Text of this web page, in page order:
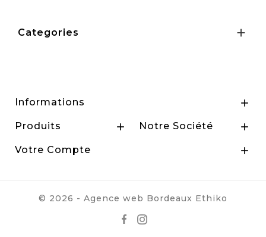
Categories 
Informations 
Produits  Notre Société 
Votre Compte 
© 2026 - Agence web Bordeaux Ethiko